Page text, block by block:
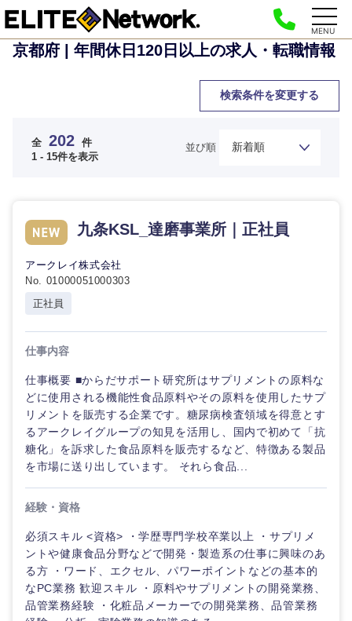
MENU
京都府 | 年間休日120日以上の求人・転職情報
検索条件を変更する
ご希望の職種を選択してください
ご希望の職種を選択してください
ご希望の業界を選択してください
ご希望の勤務地を選択してください
ご希望条件を入力ください
全 202 件
1 - 15件を表示
並び順
九条KSL_達磨事業所｜正社員
アークレイ株式会社
No. 01000051000303
正社員
仕事内容
仕事概要 ■からだサポート研究所はサプリメントの原料な
どに使用される機能性食品原料やその原料を使用したサプ
リメントを販売する企業です。糖尿病検査領域を得意とす
るアークレイグループの知見を活用し、国内で初めて「抗
糖化」を訴求した食品原料を販売するなど、特徴ある製品
を市場に送り出しています。 それら食品...
経験・資格
必須スキル <資格> ・学歴専門学校卒業以上 ・サプリメ
ントや健康食品分野などで開発・製造系の仕事に興味のあ
る方 ・ワード、エクセル、パワーポイントなどの基本的
なPC業務 歓迎スキル ・原料やサプリメントの開発業務、
品管業務経験 ・化粧品メーカーでの開発業務、品管業務